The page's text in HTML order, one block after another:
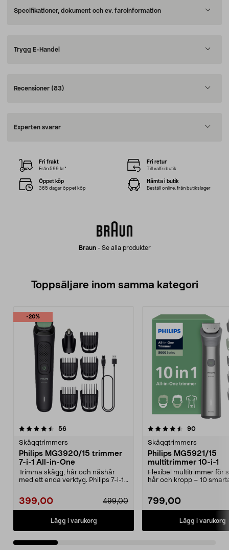
Specifikationer, dokument och ev. faroinformation
Trygg E-Handel
Recensioner (83)
Experten svarar
Braun- Se alla produkter
Fri frakt
Från 599 kr*
Fri retur
Till valfri butik
Öppet köp
365 dagar öppet köp
Hämta i butik
Beställ online, från butikslager
Toppsäljare inom samma kategori
-20%
56recensioner
Skäggtrimmers
Philips MG3920/15 trimmer
7-i-1 All-in-One
Trimma skägg, hår och näshår
med ett enda verktyg. Philips 7-i-1
399,00 499,00
Lägg i varukorg
4.5 av 5 stjärnor 90
Skäggtrimmers
Philips MG5921/15
multitrimmer 10-i-1
Flexibel multitrimmer för
hår och kropp – 10
799,00
Lägg i varukorg
4.0 av 5 stjärnor